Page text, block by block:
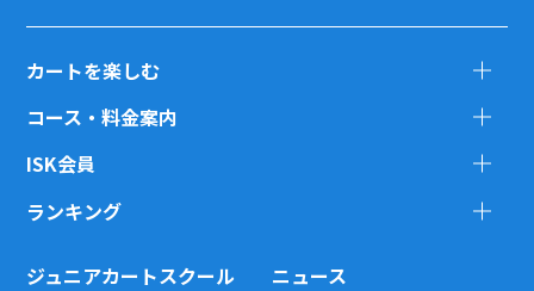
カートを楽しむ
コース・料金案内
ISK会員
ランキング
ジュニアカートスクール ニュース